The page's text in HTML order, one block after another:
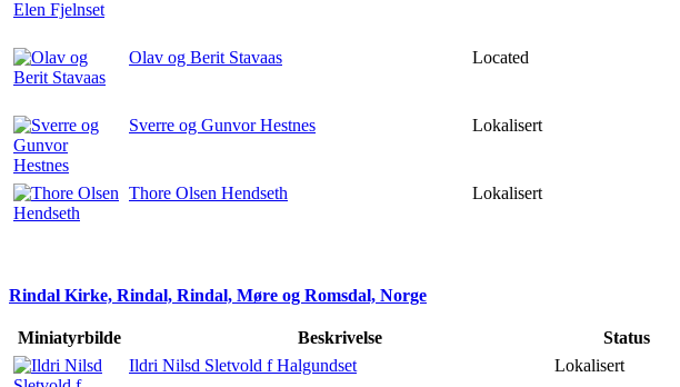
Olav og Berit Stavaas Located
Sverre og Gunvor Hestnes Lokalisert
Thore Olsen Hendseth Lokalisert
Rindal Kirke, Rindal, Rindal, Møre og Romsdal, Norge
Miniatyrbilde Beskrivelse Status
Ildri Nilsd Sletvold f Halgundset
Lokalisert